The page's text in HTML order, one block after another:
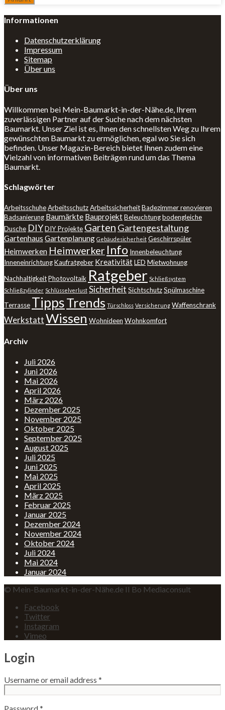
Informationen
Datenschutzerklärung
Impressum
Sitemap
Über uns
Über uns
Willkommen bei Mein-Baumarkt-in-der-Nähe.de, Ihrem
zuverlässigen Partner auf der Suche nach dem nächsten
Baumarkt. Unser Ziel ist es, Ihnen den schnellsten Weg zu Ihrem
gewünschten Baumarkt zu ermöglichen, egal wo Sie sich
befinden. Unser Magazin-Bereich bietet Ihnen zudem eine
Vielzahl von informativen Beiträgen rund um das Thema
Baumarkt.
Schlagwörter
ArbeitsschuheArbeitsschutzArbeitssicherheitBadezimmer renovieren
Badsanierung Baumärkte BauprojektBeleuchtungbodengleiche
Dusche DIYDIY Projekte Garten Gartengestaltung
Gartenhaus Gartenplanung Gebäudesicherheit Geschirrspüler
Heimwerken Heimwerker Info Innenbeleuchtung
InneneinrichtungKaufratgeber KreativitätLED Mietwohnung
NachhaltigkeitPhotovoltaik Ratgeber Schließsystem
Schließzylinder Schlüsselverlust Sicherheit SichtschutzSpülmaschine
Terrasse TippsTrends Türschloss Versicherung Waffenschrank
WerkstattWissen Wohnideen Wohnkomfort
Archiv
Juli 2026
Juni 2026
Mai 2026
April 2026
März 2026
Dezember 2025
November 2025
Oktober 2025
September 2025
August 2025
Juli 2025
Juni 2025
Mai 2025
April 2025
März 2025
Februar 2025
Januar 2025
Dezember 2024
November 2024
Oktober 2024
Juli 2024
Mai 2024
Januar 2024
© Mein-Baumarkt-in-der-Nähe.de II Bo Mediaconsult
Facebook
Twitter
Instagram
Vimeo
Login
Username or email address *
Password*